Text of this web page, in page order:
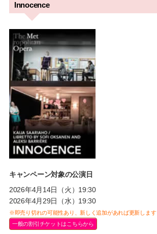
Innocence
キャンペーン対象の公演日
2026年4月14日（火）19:30
2026年4月29日（水）19:30
※即売り切れの可能性あり、新しく追加があれば更新します
一般の割引チケットはこちらから